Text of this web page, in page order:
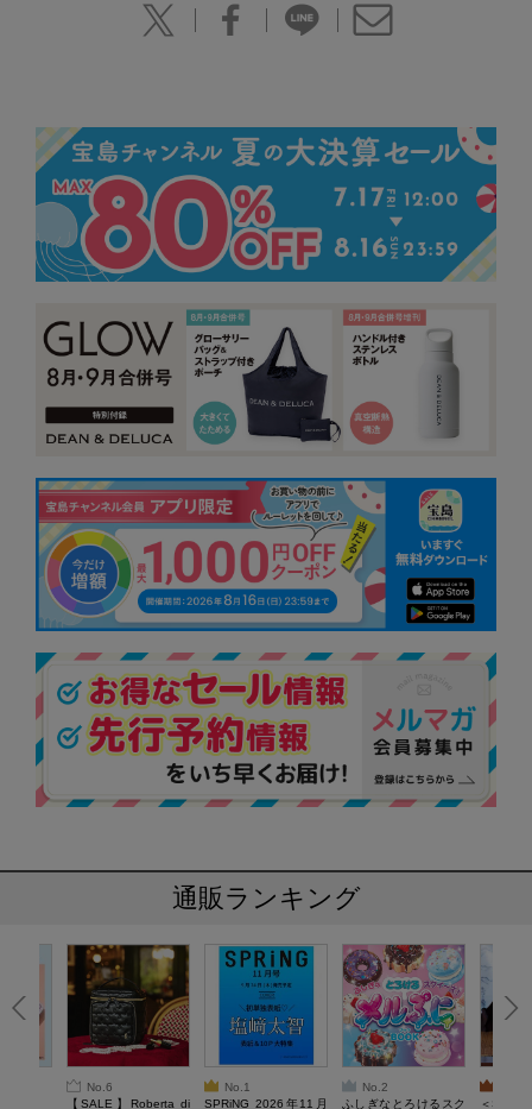
通販ランキング
No.6
【SALE】Roberta di
No.1
SPRiNG 2026年11月
No.2
ふしぎなとろけるスク
＜SALE